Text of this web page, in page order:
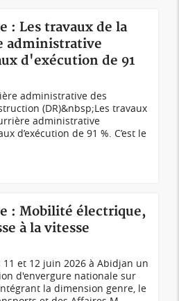
: Les travaux de la
administrative
d'exécution de 91
administrative des
(DR)&nbsp;Les travaux
administrative
d’exécution de 91 %. C’est le
: Mobilité électrique,
à la vitesse
11 et 12 juin 2026 à Abidjan un
d'envergure nationale sur
la dimension genre, le